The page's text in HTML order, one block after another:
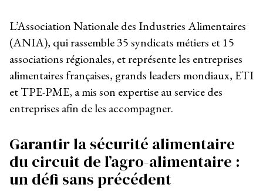
L’Association Nationale des Industries Alimentaires
(ANIA), qui rassemble 35 syndicats métiers et 15
associations régionales, et représente les entreprises
alimentaires françaises, grands leaders mondiaux, ETI
et TPE-PME, a mis son expertise au service des
entreprises afin de les accompagner.
Garantir la sécurité alimentaire
du circuit de l’agro-alimentaire :
un défi sans précédent